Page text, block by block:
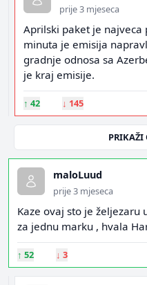
prije 3 mjeseca
Aprilski paket je najveca
minuta je emisija
gradnje odnosa sa
je kraj emisije.
↑ 42 ↓ 145
PRIKAŽI
maloLuud
prije 3 mjeseca
Kaze ovaj sto je željezaru
za jednu marku , hvala
↑ 52 ↓ 3